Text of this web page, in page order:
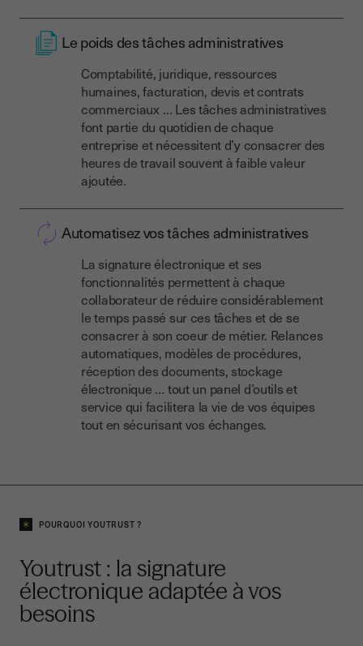
Le poids des tâches administratives
Comptabilité, juridique, ressources
humaines, facturation, devis et contrats
commerciaux … Les tâches administratives
font partie du quotidien de chaque
entreprise et nécessitent d’y consacrer des
heures de travail souvent à faible valeur
ajoutée.
Automatisez vos tâches administratives
La signature électronique et ses
fonctionnalités permettent à chaque
collaborateur de réduire considérablement
le temps passé sur ces tâches et de se
consacrer à son coeur de métier. Relances
automatiques, modèles de procédures,
réception des documents, stockage
électronique … tout un panel d’outils et
service qui facilitera la vie de vos équipes
tout en sécurisant vos échanges.
POURQUOI YOUTRUST ?
Youtrust : la signature
électronique adaptée à vos
besoins